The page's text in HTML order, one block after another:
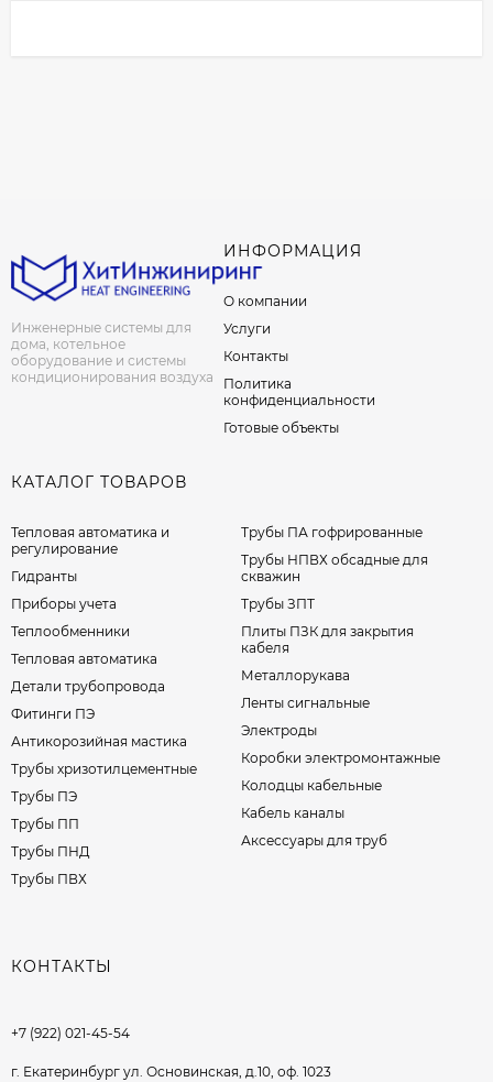
Инженерные системы для
дома, котельное
оборудование и системы
кондиционирования воздуха
ИНФОРМАЦИЯ
О компании
Услуги
Контакты
Политика
конфиденциальности
Готовые объекты
КАТАЛОГ ТОВАРОВ
Тепловая автоматика и
регулирование
Гидранты
Приборы учета
Теплообменники
Тепловая автоматика
Детали трубопровода
Фитинги ПЭ
Антикорозийная мастика
Трубы хризотилцементные
Трубы ПЭ
Трубы ПП
Трубы ПНД
Трубы ПВХ
Трубы ПА гофрированные
Трубы НПВХ обсадные для
скважин
Трубы ЗПТ
Плиты ПЗК для закрытия
кабеля
Металлорукава
Ленты сигнальные
Электроды
Коробки электромонтажные
Колодцы кабельные
Кабель каналы
Аксессуары для труб
КОНТАКТЫ
+7 (922) 021-45-54
г. Екатеринбург ул. Основинская, д.10, оф. 1023